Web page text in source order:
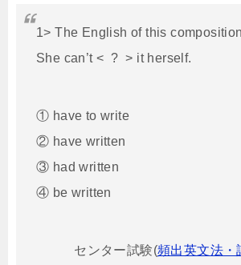
1> The English of this
She can’t < ? > it herself.
① have to write
② have written
③ had written
④ be written
センター試験(頻出英文法・